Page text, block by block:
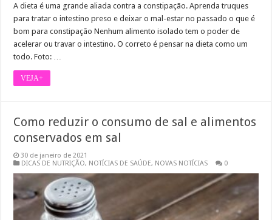
A dieta é uma grande aliada contra a constipação. Aprenda truques
para tratar o intestino preso e deixar o mal-estar no passado o que é
bom para constipação Nenhum alimento isolado tem o poder de
acelerar ou travar o intestino. O correto é pensar na dieta como um
todo. Foto: …
VEJA+
Como reduzir o consumo de sal e alimentos
conservados em sal
30 de janeiro de 2021
DICAS DE NUTRIÇÃO, NOTÍCIAS DE SAÚDE, NOVAS NOTÍCIAS 0